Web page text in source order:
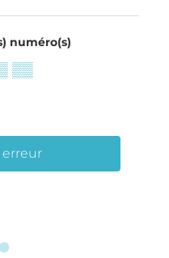
numéro(s)
▒▒
erreur